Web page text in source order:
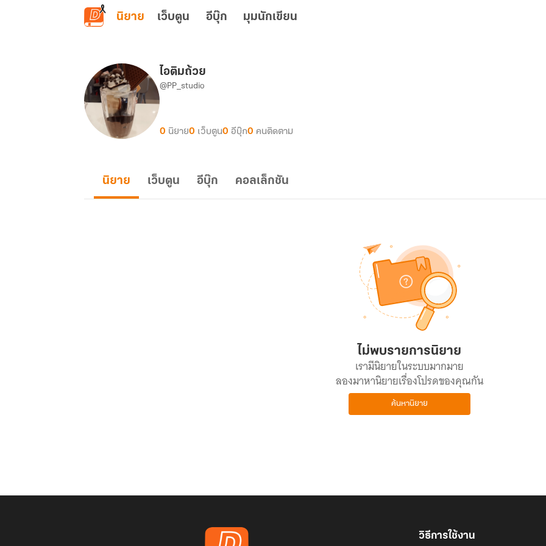
ข้ามไปยังเนื้อหาหลัก
นิยาย เว็บตูน อีบุ๊ก มุมนักเขียน
ไอติมถ้วย
@PP_studio
0 นิยาย0 เว็บตูน0 อีบุ๊ก0 คนติดตาม
นิยาย เว็บตูน อีบุ๊ก คอลเล็กชัน
ไม่พบรายการนิยาย
เรามีนิยายในระบบมากมาย
ลองมาหานิยายเรื่องโปรดของคุณกัน
ค้นหานิยาย
วิธีการใช้งาน